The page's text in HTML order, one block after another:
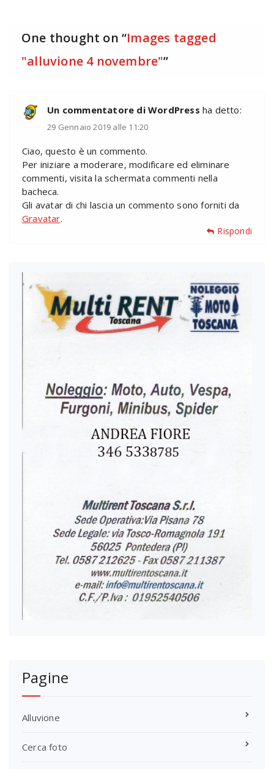
One thought on “Images tagged
"alluvione 4 novembre"”
Un commentatore di WordPress ha detto:
29 Gennaio 2019 alle 11:20
Ciao, questo è un commento.
Per iniziare a moderare, modificare ed eliminare
commenti, visita la schermata commenti nella
bacheca.
Gli avatar di chi lascia un commento sono forniti da
Gravatar.
Rispondi
Pagine
Alluvione
Cerca foto